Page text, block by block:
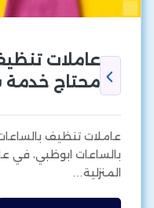
عاملات
محتاج خدمة
عاملات تنظيف
بالساعات ابوظبي، في
المنزلية…